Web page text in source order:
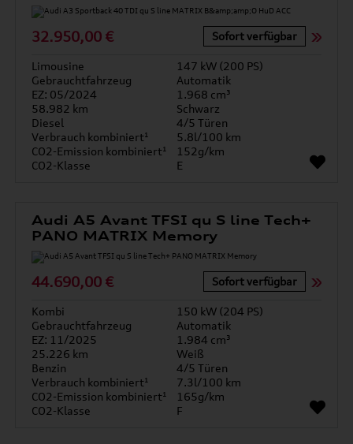
32.950,00 € Sofort verfügbar
Limousine
147 kW (200 PS)
Gebrauchtfahrzeug
Automatik
EZ: 05/2024
1.968 cm³
58.982 km
Schwarz
Diesel
4/5 Türen
Verbrauch kombiniert¹
5.8l/100 km
CO2-Emission kombiniert¹
152g/km
CO2-Klasse
E
Audi A5 Avant TFSI qu S line Tech+
PANO MATRIX Memory
44.690,00 € Sofort verfügbar
Kombi
150 kW (204 PS)
Gebrauchtfahrzeug
Automatik
EZ: 11/2025
1.984 cm³
25.226 km
Weiß
Benzin
4/5 Türen
Verbrauch kombiniert¹
7.3l/100 km
CO2-Emission kombiniert¹
165g/km
CO2-Klasse
F